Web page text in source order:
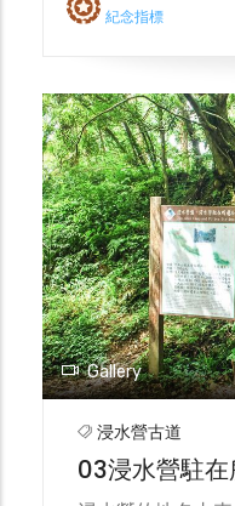
啟程巡視浸水營
名為浸水營。
紀念指標
Gallery
浸水營古道
03浸水營駐在